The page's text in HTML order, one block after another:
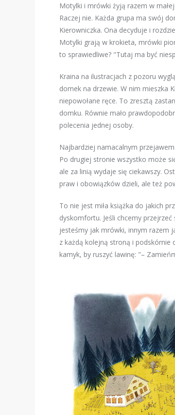
Motylki i mrówki żyją razem w
Raczej nie. Każda grupa ma swój
Kierowniczka. Ona decyduje i
Motylki grają w krokieta, mrówki
to sprawiedliwe? "Tutaj ma być
Kraina na ilustracjach z pozoru
domek na drzewie. W nim mieszka
niepowołane ręce. To zresztą
domku. Równie mało
polecenia jednej osoby.
Najbardziej namacalnym
Po drugiej stronie wszystko może
ale za linią wydaje się ciekawszy.
praw i obowiązków dzieli, ale też
To nie jest miła książka do jakich
dyskomfortu. Jeśli chcemy
jesteśmy jak mrówki, innym razem
z każdą kolejną stroną i podskórnie
kamyk, by ruszyć lawinę: "–